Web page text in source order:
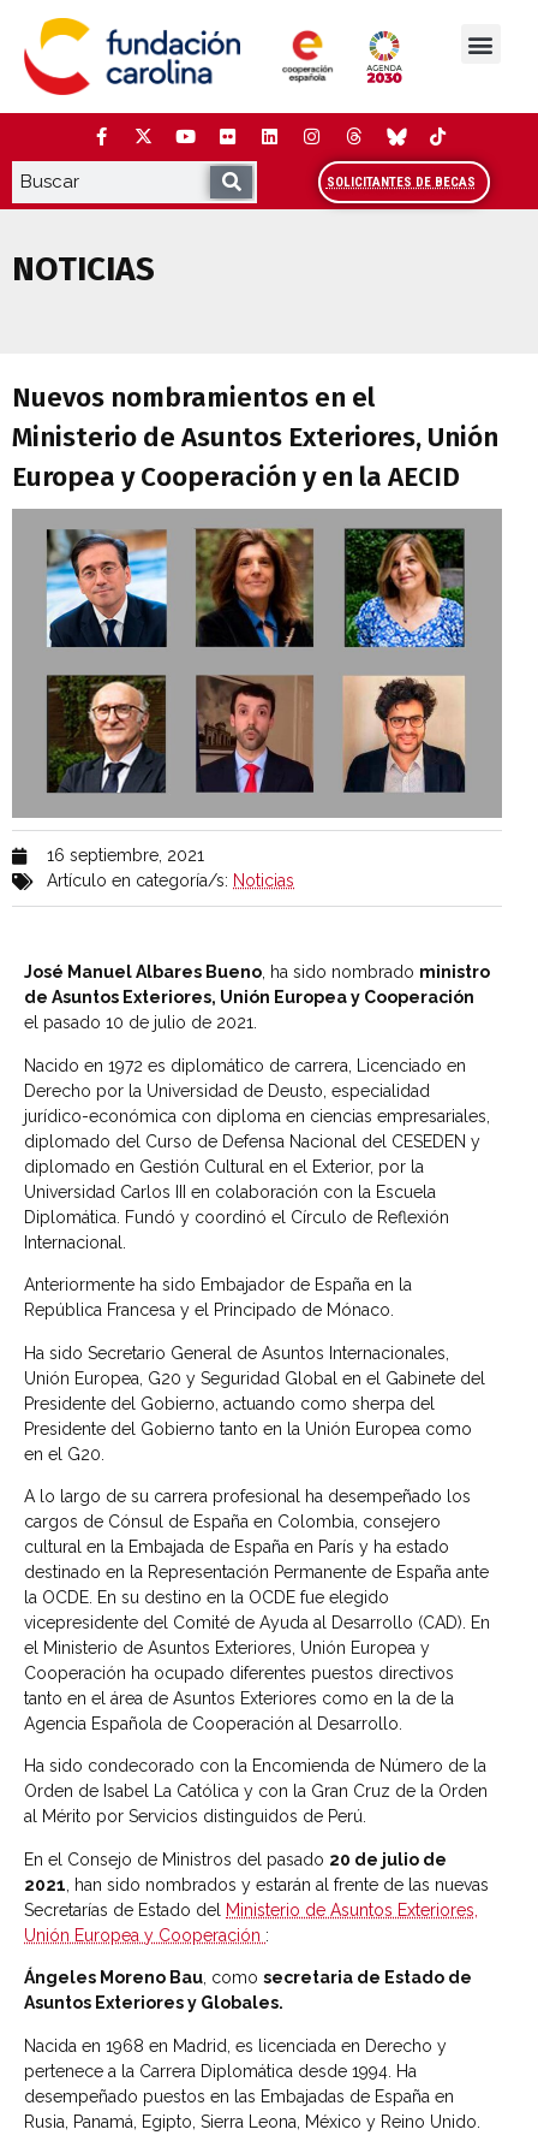
contenido
SOLICITANTES DE BECAS
NOTICIAS
Nuevos nombramientos en el
Ministerio de Asuntos Exteriores, Unión
Europea y Cooperación y en la AECID
16 septiembre, 2021
Artículo en categoría/s: Noticias
José Manuel Albares Bueno, ha sido nombrado ministro
de Asuntos Exteriores, Unión Europea y Cooperación
el pasado 10 de julio de 2021.
Nacido en 1972 es diplomático de carrera, Licenciado en
Derecho por la Universidad de Deusto, especialidad
jurídico-económica con diploma en ciencias empresariales,
diplomado del Curso de Defensa Nacional del CESEDEN y
diplomado en Gestión Cultural en el Exterior, por la
Universidad Carlos III en colaboración con la Escuela
Diplomática. Fundó y coordinó el Círculo de Reflexión
Internacional.
Anteriormente ha sido Embajador de España en la
República Francesa y el Principado de Mónaco.
Ha sido Secretario General de Asuntos Internacionales,
Unión Europea, G20 y Seguridad Global en el Gabinete del
Presidente del Gobierno, actuando como sherpa del
Presidente del Gobierno tanto en la Unión Europea como
en el G20.
A lo largo de su carrera profesional ha desempeñado los
cargos de Cónsul de España en Colombia, consejero
cultural en la Embajada de España en París y ha estado
destinado en la Representación Permanente de España ante
la OCDE. En su destino en la OCDE fue elegido
vicepresidente del Comité de Ayuda al Desarrollo (CAD). En
el Ministerio de Asuntos Exteriores, Unión Europea y
Cooperación ha ocupado diferentes puestos directivos
tanto en el área de Asuntos Exteriores como en la de la
Agencia Española de Cooperación al Desarrollo.
Ha sido condecorado con la Encomienda de Número de la
Orden de Isabel La Católica y con la Gran Cruz de la Orden
al Mérito por Servicios distinguidos de Perú.
En el Consejo de Ministros del pasado 20 de julio de
2021 , han sido nombrados y estarán al frente de las nuevas
Secretarías de Estado del
Ministerio de Asuntos Exteriores,
Unión Europea y Cooperación :
Ángeles Moreno Bau, como secretaria de Estado de
Asuntos Exteriores y Globales.
Nacida en 1968 en Madrid, es licenciada en Derecho y
pertenece a la Carrera Diplomática desde 1994. Ha
desempeñado puestos en las Embajadas de España en
Rusia, Panamá, Egipto, Sierra Leona, México y Reino Unido.